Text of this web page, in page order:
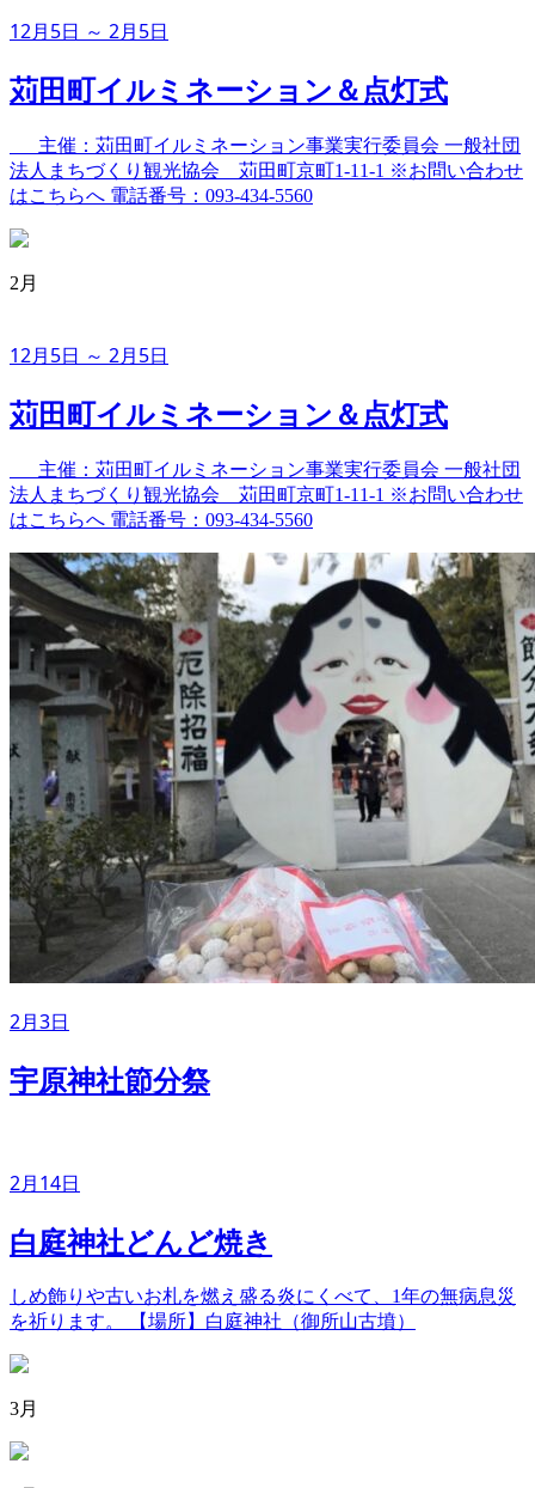
12月5日 ～ 2月5日
苅田町イルミネーション＆点灯式
主催：苅田町イルミネーション事業実行委員会 一般社団
法人まちづくり観光協会 苅田町京町1-11-1 ※お問い合わせ
はこちらへ 電話番号：093-434-5560
2月
12月5日 ～ 2月5日
苅田町イルミネーション＆点灯式
主催：苅田町イルミネーション事業実行委員会 一般社団
法人まちづくり観光協会 苅田町京町1-11-1 ※お問い合わせ
はこちらへ 電話番号：093-434-5560
2月3日
宇原神社節分祭
2月14日
白庭神社どんど焼き
しめ飾りや古いお札を燃え盛る炎にくべて、1年の無病息災
を祈ります。 【場所】白庭神社（御所山古墳）
3月